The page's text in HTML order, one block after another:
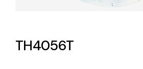
Amplia gama de ventiladores y
TH4056T